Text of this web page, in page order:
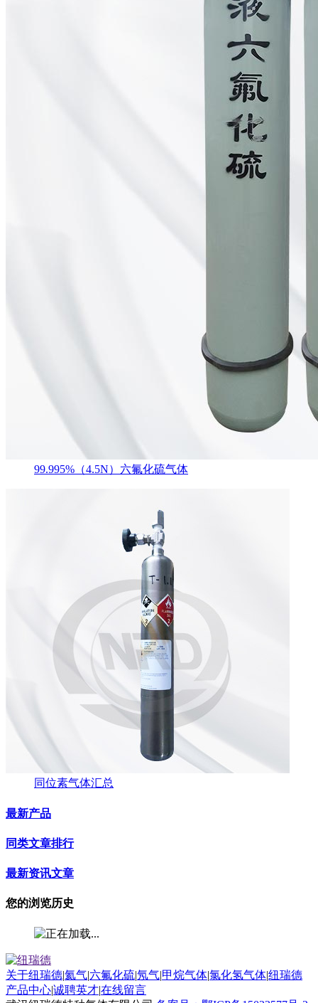
99.995%（4.5N）六氟化硫气体
同位素气体汇总
最新产品
同类文章排行
最新资讯文章
您的浏览历史
关于纽瑞德|氦气|六氟化硫|氖气|甲烷气体|氯化氢气体|纽瑞德
产品中心|诚聘英才|在线留言